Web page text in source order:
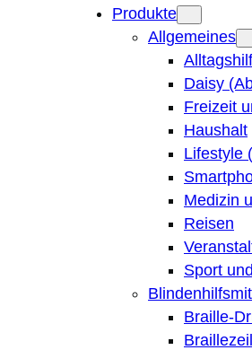
Produkte
Allgemeines
Daisy
Freizeit
Haushalt
Lifestyle
Medizin
Reisen
Sport
Braille-